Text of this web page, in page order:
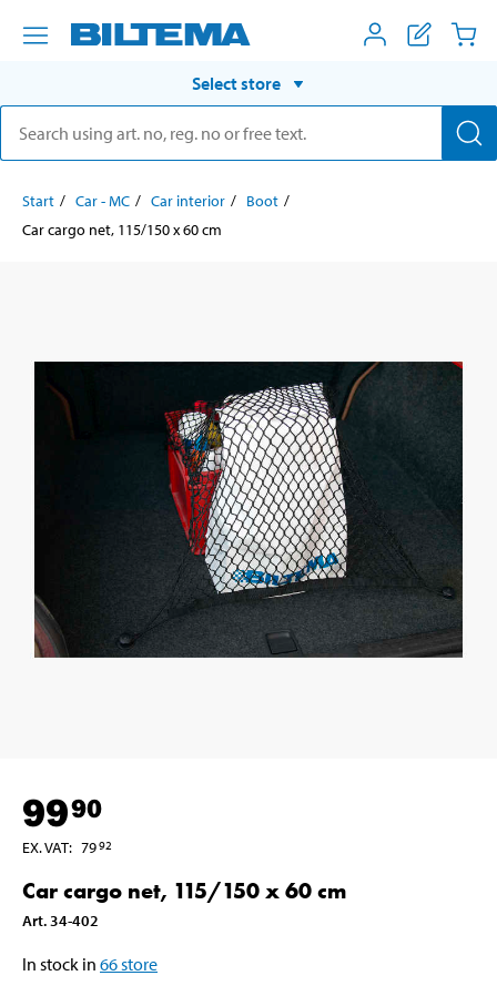
Select store
Start Car - MC Car interior
Boot
Car cargo net, 115/150 x 60 cm
9990
EX. VAT: 7992
Car cargo net, 115/150 x 60 cm
Art. 34-402
In stock in 66store